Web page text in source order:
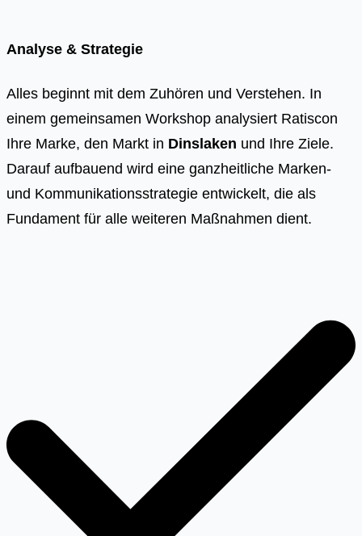
Analyse & Strategie
Alles beginnt mit dem Zuhören und Verstehen. In
einem gemeinsamen Workshop analysiert Ratiscon
Ihre Marke, den Markt in Dinslaken und Ihre Ziele.
Darauf aufbauend wird eine ganzheitliche Marken-
und Kommunikationsstrategie entwickelt, die als
Fundament für alle weiteren Maßnahmen dient.